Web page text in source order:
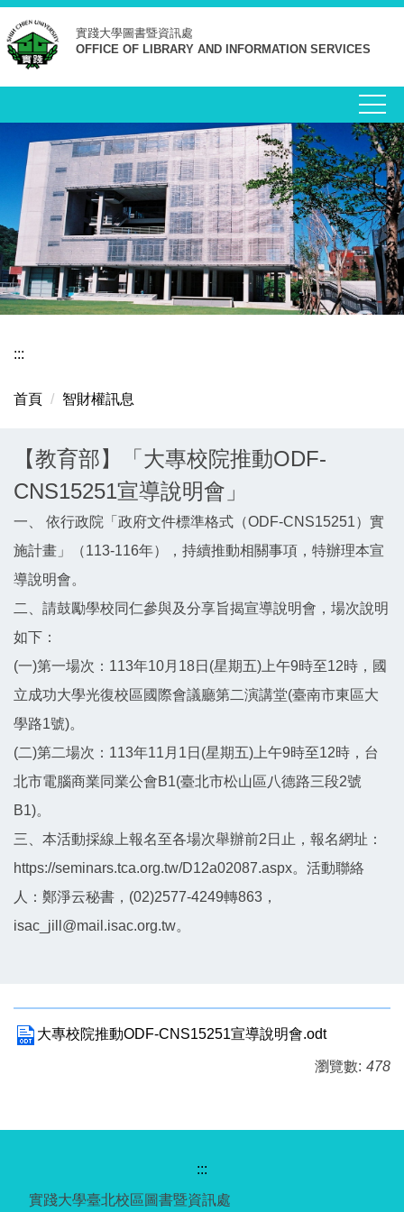
跳
到
主
要
實踐大學圖書暨資訊處
OFFICE OF LIBRARY AND INFORMATION SERVICES
:::
首頁 智財權訊息
【教育部】「大專校院推動ODF-
CNS15251宣導說明會」
一、 依行政院「政府文件標準格式（ODF-CNS15251）實
施計畫」（113-116年），持續推動相關事項，特辦理本宣
導說明會。
二、請鼓勵學校同仁參與及分享旨揭宣導說明會，場次說明
如下：
(一)第一場次：113年10月18日(星期五)上午9時至12時，國
立成功大學光復校區國際會議廳第二演講堂(臺南市東區大
學路1號)。
(二)第二場次：113年11月1日(星期五)上午9時至12時，台
北市電腦商業同業公會B1(臺北市松山區八德路三段2號
B1)。
三、本活動採線上報名至各場次舉辦前2日止，報名網址：
https://seminars.tca.org.tw/D12a02087.aspx。活動聯絡
人：鄭淨云秘書，(02)2577-4249轉863，
isac_jill@mail.isac.org.tw。
大專校院推動ODF-CNS15251宣導說明會.odt
瀏覽數: 478
:::
實踐大學臺北校區圖書暨資訊處